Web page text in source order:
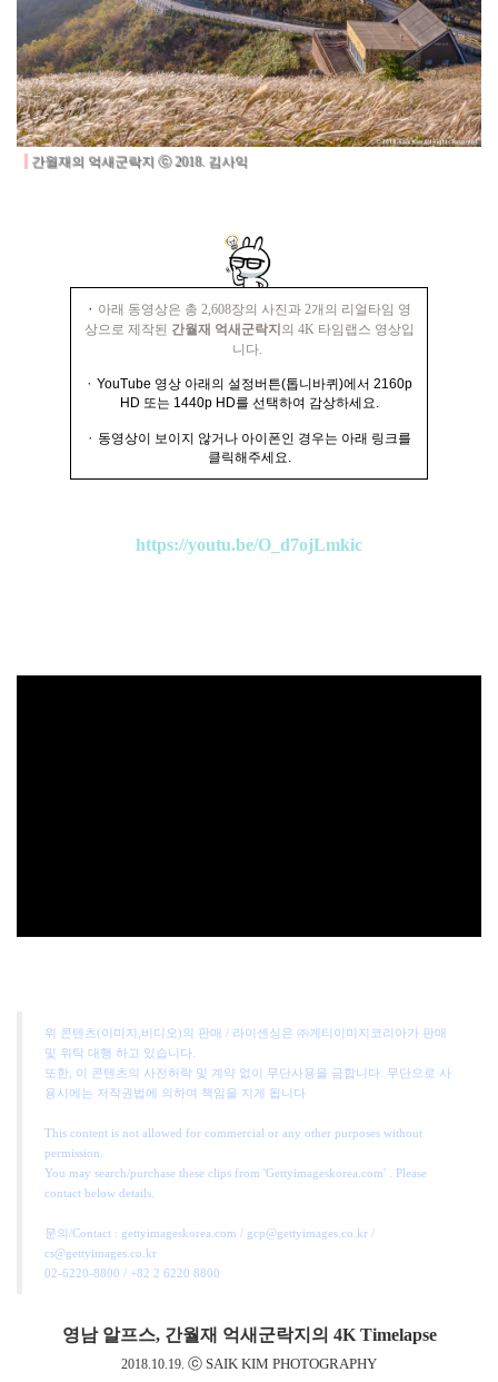
간월재의 억새군락지 ⓒ 2018. 김사익
· 아래 동영상은 총 2,608장의 사진과 2개의 리얼타임 영
상으로 제작된 간월재 억새군락지 의 4K 타임랩스 영상입
니다.
· YouTube 영상 아래의 설정버튼(톱니바퀴)에서 2160p
HD 또는 1440p HD를 선택하여 감상하세요.
· 동영상이 보이지 않거나 아이폰인 경우는 아래 링크를
클릭해주세요.
https://youtu.be/O_d7ojLmkic
위 콘텐츠(이미지,비디오)의 판매 / 라이센싱은 ㈜게티이미지코리아가 판매
및 위탁 대행 하고 있습니다.
또한, 이 콘텐츠의 사전허락 및 계약 없이 무단사용을 금합니다. 무단으로 사
용시에는 저작권법에 의하여 책임을 지게 됩니다
This content is not allowed for commercial or any other purposes without
permission.
You may search/purchase these clips from 'Gettyimageskorea.com' . Please
contact below details.
문의/Contact : gettyimageskorea.com / gcp@gettyimages.co.kr /
cs@gettyimages.co.kr
02-6220-8800 / +82 2 6220 8800
영남 알프스, 간월재 억새군락지의 4K Timelapse
2018.10.19. ⓒ SAIK KIM PHOTOGRAPHY